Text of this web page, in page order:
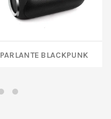
PARLANTE BLACKPUNK